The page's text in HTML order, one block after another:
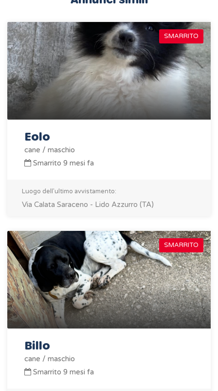
SMARRITO
Eolo
cane / maschio
Smarrito 9 mesi fa
Luogo dell'ultimo avvistamento:
Via Calata Saraceno - Lido Azzurro (TA)
SMARRITO
Billo
cane / maschio
Smarrito 9 mesi fa